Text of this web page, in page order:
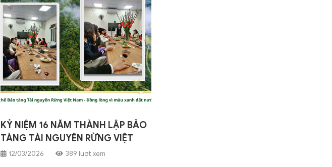
KỶ NIỆM 16 NĂM THÀNH LẬP BẢO
TÀNG TÀI NGUYÊN RỪNG VIỆT
NAM – HÀNH TRÌNH ĐỒNG LÒNG
12/03/2026 389 lượt xem